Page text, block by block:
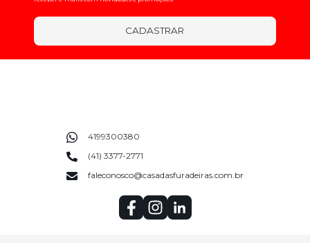
CADASTRAR
4199300380
(41) 3377-2771
faleconosco@casadasfuradeiras.com.br